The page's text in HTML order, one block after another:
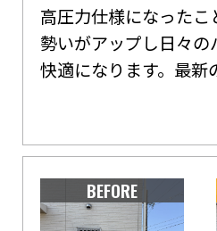
高圧力仕様になったこ
勢いがアップし日々の
快適になります。最新
BEFORE